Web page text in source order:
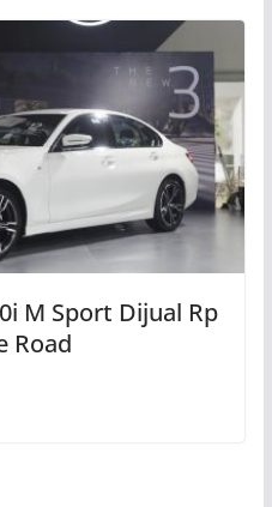
M Sport Dijual Rp
Road